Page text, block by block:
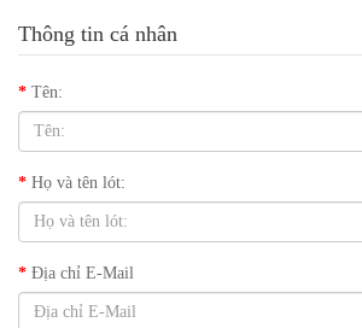
Thông tin cá nhân
Tên:
Họ và tên lót:
Địa chỉ E-Mail